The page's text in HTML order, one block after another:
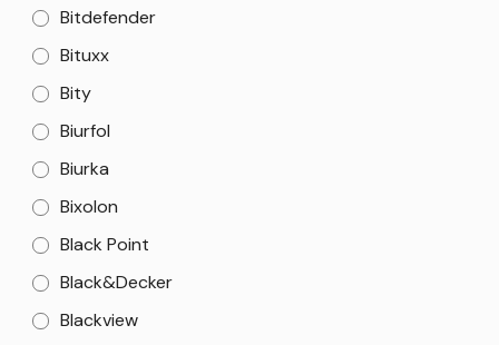
Bitdefender
Bituxx
Bity
Biurfol
Biurka
Bixolon
Black Point
Black&Decker
Blackview